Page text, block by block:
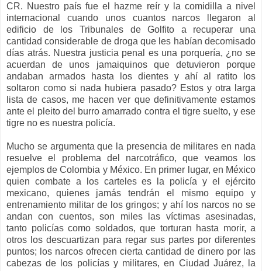
CR. Nuestro país fue el hazme reír y la comidilla a nivel
internacional cuando unos cuantos narcos llegaron al
edificio de los Tribunales de Golfito a recuperar una
cantidad considerable de droga que les habían decomisado
días atrás. Nuestra justicia penal es una porquería, ¿no se
acuerdan de unos jamaiquinos que detuvieron porque
andaban armados hasta los dientes y ahí al ratito los
soltaron como si nada hubiera pasado? Estos y otra larga
lista de casos, me hacen ver que definitivamente estamos
ante el pleito del burro amarrado contra el tigre suelto, y ese
tigre no es nuestra policía.
Mucho se argumenta que la presencia de militares en nada
resuelve el problema del narcotráfico, que veamos los
ejemplos de Colombia y México. En primer lugar, en México
quien combate a los carteles es la policía y el ejército
mexicano, quienes jamás tendrán el mismo equipo y
entrenamiento militar de los gringos; y ahí los narcos no se
andan con cuentos, son miles las víctimas asesinadas,
tanto policías como soldados, que torturan hasta morir, a
otros los descuartizan para regar sus partes por diferentes
puntos; los narcos ofrecen cierta cantidad de dinero por las
cabezas de los policías y militares, en Ciudad Juárez, la